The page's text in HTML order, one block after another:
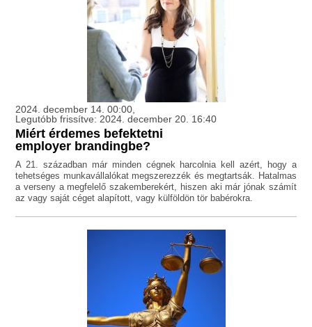
2024. december 14. 00:00,
Legutóbb frissítve: 2024. december 20. 16:40
Miért érdemes befektetni
employer brandingbe?
A 21. században már minden cégnek harcolnia kell azért, hogy a
tehetséges munkavállalókat megszerezzék és megtartsák. Hatalmas
a verseny a megfelelő szakemberekért, hiszen aki már jónak számít
az vagy saját céget alapított, vagy külföldön tör babérokra.